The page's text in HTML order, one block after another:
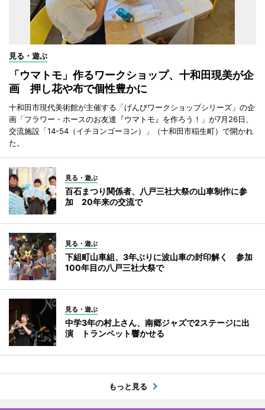
見る・遊ぶ
「ウマトモ」作るワークショップ、十和田現美が企
画 押し花や布で個性豊かに
十和田市現代美術館が主催する「げんびワークショップシリーズ」の企
画「フラワー・ホースのお友達『ウマトモ』を作ろう！」が7月26日、
交流施設「14-54（イチヨンゴーヨン）」（十和田市稲生町）で開かれ
た。
見る・遊ぶ
百石まつり関係者、八戸三社大祭の山車制作に参
加 20年来の交流で
見る・遊ぶ
下組町山車組、3年ぶりに波山車の封印解く 参加
100年目の八戸三社大祭で
見る・遊ぶ
中学3年の村上さん、南郷ジャズで2ステージに出
演 トランペット響かせる
もっと見る